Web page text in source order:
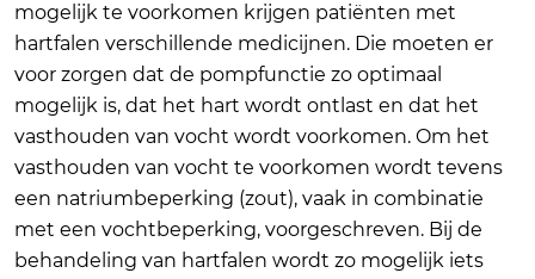
mogelijk te voorkomen krijgen patiënten met
hartfalen verschillende medicijnen. Die moeten er
voor zorgen dat de pompfunctie zo optimaal
mogelijk is, dat het hart wordt ontlast en dat het
vasthouden van vocht wordt voorkomen. Om het
vasthouden van vocht te voorkomen wordt tevens
een natriumbeperking (zout), vaak in combinatie
met een vochtbeperking, voorgeschreven. Bij de
behandeling van hartfalen wordt zo mogelijk iets